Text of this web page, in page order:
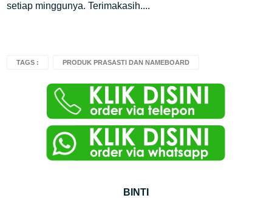
setiap minggunya. Terimakasih....
TAGS : PRODUK PRASASTI DAN NAMEBOARD
BINTI